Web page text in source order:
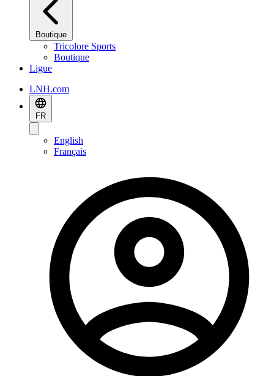
Boutique
Tricolore Sports
Boutique
Ligue
LNH.com
FR
English
Français